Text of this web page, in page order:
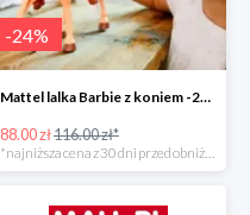
-24%
Mattel lalka Barbie z koniem -24%
88.00 zł116.00 zł*